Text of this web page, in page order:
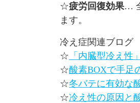
☆疲労回復効果…
ます。
冷え症関連ブログ
☆ 「内臓型冷え性
☆酸素BOXで手足
☆冬バテに有効な
☆冷え性の原因と